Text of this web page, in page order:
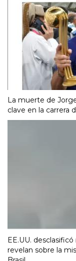
La muerte de
clave en la carrera
EE.UU.
revelan sobre la